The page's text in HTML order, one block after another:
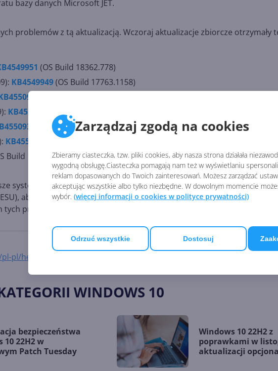
Zarządzaj zgodą na cookies
Zbieramy ciasteczka, tzw. pliki cookies, aby nasza strona działała
wygodną obsługę.Ciasteczka pomagają nam też w wyświetlaniu
reklam dopasowanych do Twoich zainteresowań. Możesz zarządzać
akceptując wszystkie albo tylko niezbędne. W dowolnym momencie
wybór. (więcej informacji o cookies w polityce prywatności)
Odrzuć wszystkie Dostosuj
bazy danych Microsoft JET.
problemów z tą aktualizacją. Wczoraj aktualizacje zbiorcze otrzymały
(OS Build 18362.778)
KB4549949(OS Build 17763.1158)
KB4550927
(OS Build 15063.2346)
KB4550929
(OS Build 14393.3630)
Build 10240.18545)
systemy — Windows 7 i Windows 8.1. Użytkownicy tego pierwszego
aby móc je nadal pobierać. Dodatkowo aktualizację w Slow Ring
przeczytacie więcej w następnych artykułach.
pl/help/4549951
WINDOWS 10
bezpieczeństwa
10 22H2 w
Patch Tuesday
Windows 10 22H2 z
poprawkami w
aktualizacji